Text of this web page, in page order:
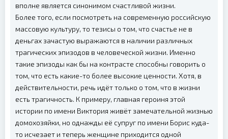
вполне является синонимом счастливой жизни.
Более того, если посмотреть на современную российскую
массовую культуру, то тезисы о том, что счастье не в
деньгах зачастую выражаются в наличии различных
трагических эпизодов в человеческой жизни. Именно
такие эпизоды как бы на контрасте способны говорить о
том, что есть какие-то более высокие ценности. Хотя, в
действительности, речь идёт только о том, что в жизни
есть трагичность. К примеру, главная героиня этой
истории по имени Виктория живёт замечательной жизнью
домохозяйки, но однажды её супруг по имени Борис куда-
то исчезает и теперь женщине приходится одной